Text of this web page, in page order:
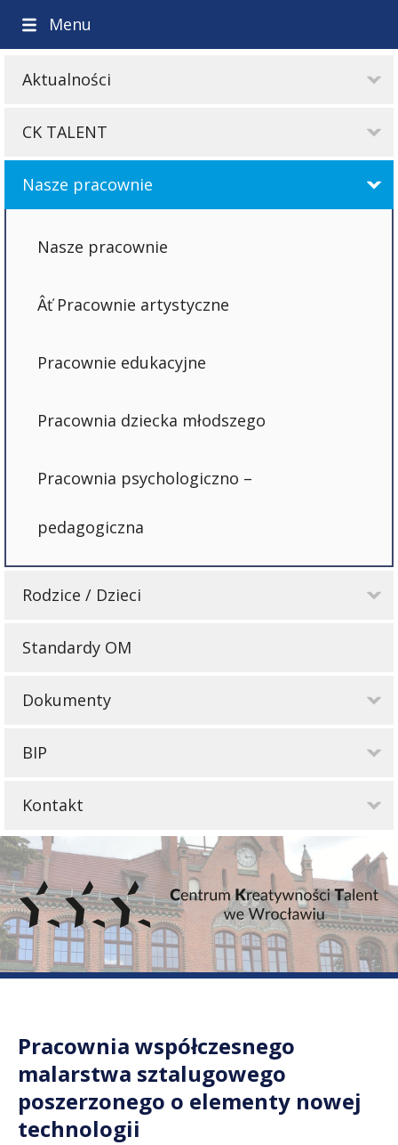
Menu
Aktualności
CK TALENT
Nasze pracownie
Nasze pracownie
Pracownie artystyczne
Pracownie edukacyjne
Pracownia dziecka młodszego
Pracownia psychologiczno –
pedagogiczna
Rodzice / Dzieci
Standardy OM
Dokumenty
BIP
Kontakt
Pracownia współczesnego
malarstwa sztalugowego
poszerzonego o elementy nowej
technologii